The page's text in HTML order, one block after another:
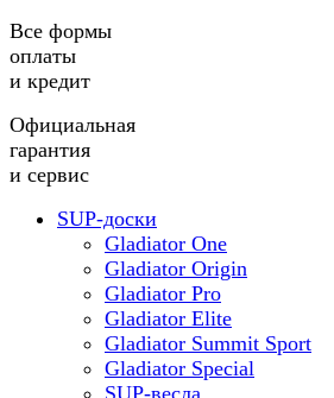
Все формы
оплаты
и кредит
Официальная
гарантия
и сервис
SUP-доски
Gladiator One
Gladiator Origin
Gladiator Pro
Gladiator Elite
Gladiator Summit Sport
Gladiator Special
SUP-весла